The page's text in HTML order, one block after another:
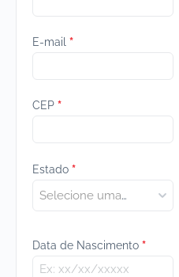
E-mail *
CEP *
Estado *
Selecione uma opção…
Data de Nascimento *